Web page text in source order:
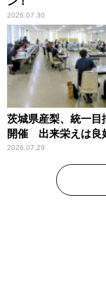
2026.07.30
茨城県産梨、統一目
開催 出来栄えは良
2026.07.29